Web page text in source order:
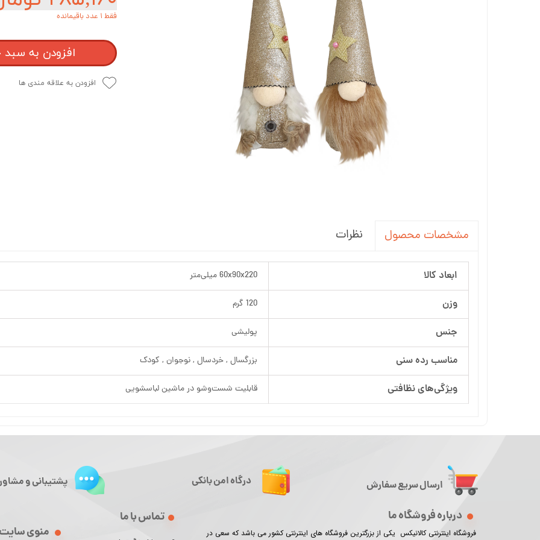
جاسوئیچی ، کاور ریموت خودرو
واکس ، پولیش و تمیز کننده خودرو
سنسور و دزدگیر و جی پی اس خودرو
سیستم صوتی و تصویری خودرو
فقط ۱ عدد باقیمانده
افزودن به سبد
افزودن به علاقه مندی ها
مشخصات محصول نظرات
ابعاد کالا 60x90x220 میلی‌متر
وزن 120 گرم
جنس پولیشی
مناسب رده سنی بزرگسال , خردسال , نوجوان , کودک
ویژگی‌های نظافتی قابلیت شست‌وشو در ماشین لباسشویی
ارسال سریع سفارش
درباره فروشگاه ما
فروشگاه اینترنتی کالانیکس یکی از بزرگترین فروشگاه های اینترنتی کشور می باشد که سعی در
منوی
تماس با ما
درگاه امن بانکی پشتیبانی و